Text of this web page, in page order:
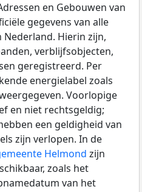
en Gebouwen van
gegevens van alle
Hierin zijn,
verblijfsobjecten,
geregistreerd. Per
energielabel zoals
Voorlopige
en niet rechtsgeldig;
een geldigheid van
zijn verlopen. In de
Helmond zijn
zoals het
van het